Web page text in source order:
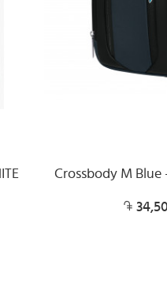
Crossbody M Blue